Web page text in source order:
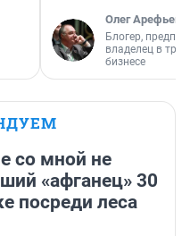
Олег Арефьев
Блогер,
владелец в
бизнесе
со мной не
«афганец» 30
посреди леса